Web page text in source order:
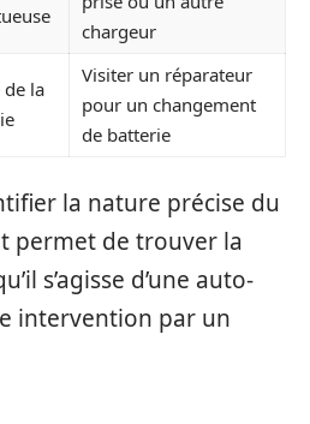
chargeur
de la
Visiter un réparateur
pour un changement
de batterie
la nature précise du
permet de trouver la
s’agisse d’une auto-
intervention par un